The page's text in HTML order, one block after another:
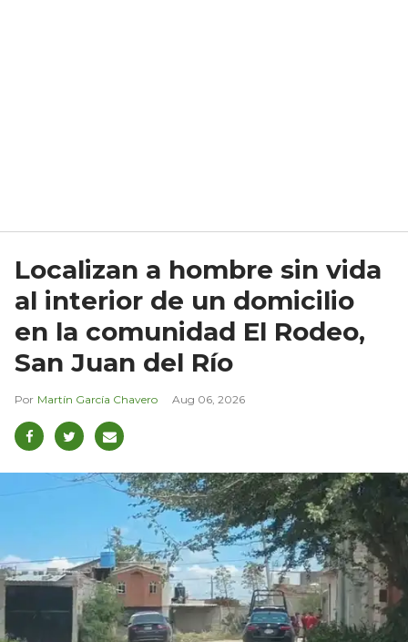
Localizan a hombre sin vida
al interior de un domicilio
en la comunidad El Rodeo,
San Juan del Río
Martín García Chavero Aug 06, 2026